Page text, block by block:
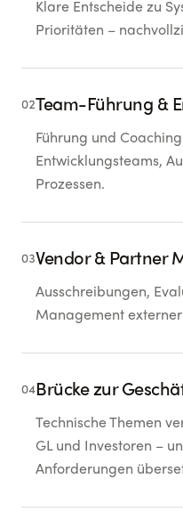
Klare Entscheide zu
Prioritäten –
02 Team-Führung &
Führung und
Entwicklungsteams,
Prozessen.
03Vendor & Partner
Ausschreibungen,
Management
04Brücke zur
Technische Themen
GL und Investoren –
Anforderungen